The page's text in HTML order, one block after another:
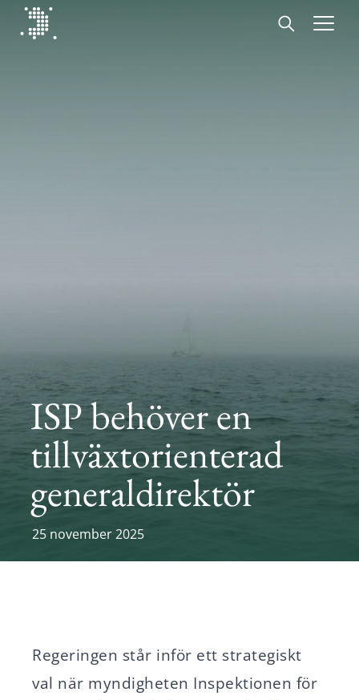
Diplomat Communications
ISP behöver en
tillväxtorienterad
generaldirektör
25 november 2025
Regeringen står inför ett strategiskt
val när myndigheten Inspektionen för
Karriär
Nyheter
Svenska